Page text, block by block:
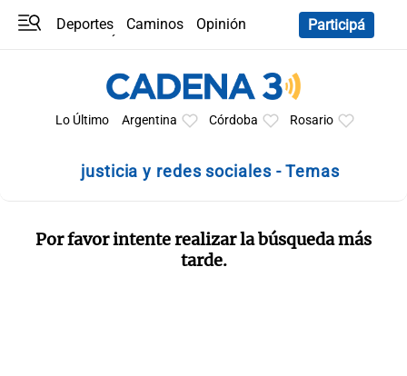
Deportes Caminos
Opinión
Participá
Lo Último Argentina Córdoba Rosario
justicia y redes sociales - Temas
Por favor intente realizar la búsqueda más
tarde.